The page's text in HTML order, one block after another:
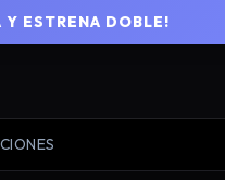
ESTRENA DOBLE!